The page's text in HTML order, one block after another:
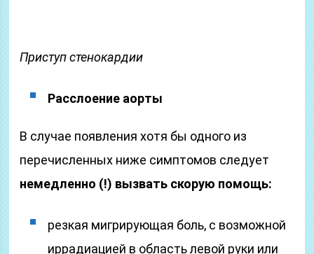
Приступ стенокардии
Расслоение аорты
В случае появления хотя бы одного из
перечисленных ниже симптомов следует
немедленно (!) вызвать скорую помощь:
резкая мигрирующая боль, с возможной
иррадиацией в область левой руки или